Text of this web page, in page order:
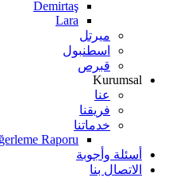
Demirtaş
Lara
ميرتل
اسطنبول
قبرص
Kurumsal
عنا
فريقنا
خدماتنا
Raporu
أسئلة وأجوبة
الاتصال بنا